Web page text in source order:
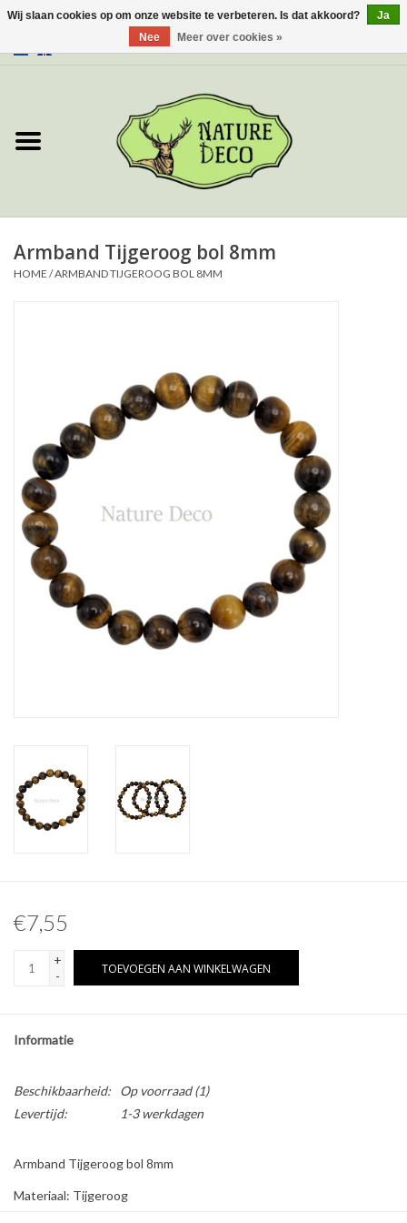
Over ons
Nieuw
Prepareerbenodigdheden
Lijsten & Stolpen
Schedels & skeletten
Huiden & vachten
Hoorns & Geweien
Pokémon
Armband Tijgeroog bol 8mm
HOME /ARMBAND TIJGEROOG BOL 8MM
€7,55
+
-
TOEVOEGEN AAN WINKELWAGEN
Informatie
Beschikbaarheid: Op voorraad(1)
Levertijd:
1-3 werkdagen
Armband Tijgeroog bol 8mm
Materiaal: Tijgeroog
Wij slaan cookies op om onze website te verbeteren. Is dat akkoord?
Ja
Nee
Meer over cookies »